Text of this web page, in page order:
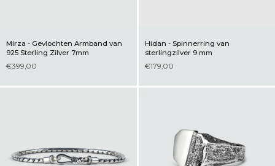
Mirza - Gevlochten Armband van
925 Sterling Zilver 7mm
€399,00
Hidan - Spinnerring van
sterlingzilver 9 mm
€179,00